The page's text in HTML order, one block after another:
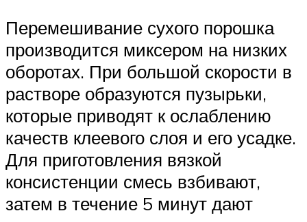
Перемешивание сухого порошка
производится миксером на низких
оборотах. При большой скорости в
растворе образуются пузырьки,
которые приводят к ослаблению
качеств клеевого слоя и его усадке.
Для приготовления вязкой
консистенции смесь взбивают,
затем в течение 5 минут дают